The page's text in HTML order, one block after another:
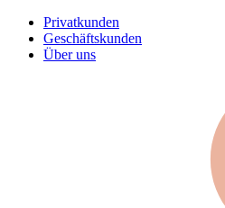
Privatkunden
Geschäftskunden
Über uns